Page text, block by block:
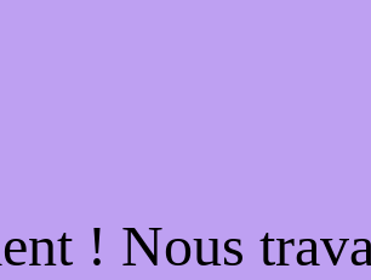
! Nous